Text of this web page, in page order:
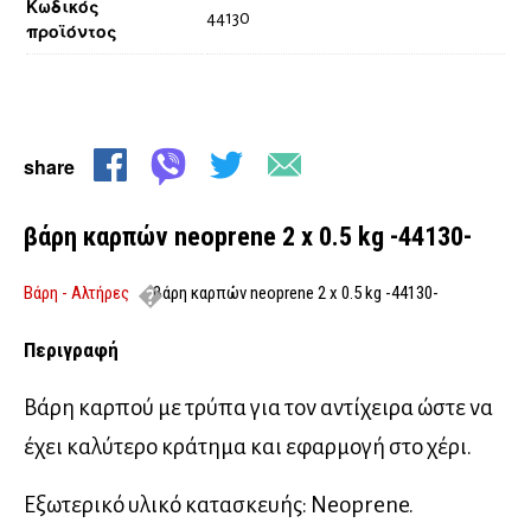
Κωδικός
προϊόντος
44130
share
βάρη καρπών neoprene 2 x 0.5 kg -44130-
Βάρη - Αλτήρες βάρη καρπών neoprene 2 x 0.5 kg -44130-
Περιγραφή
Βάρη καρπού με τρύπα για τον αντίχειρα ώστε να
έχει καλύτερο κράτημα και εφαρμογή στο χέρι.
Εξωτερικό υλικό κατασκευής: Neoprene.